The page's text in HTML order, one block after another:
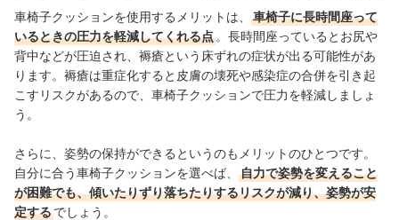
車椅子クッションを使用するメリットは、
車椅子に長時間座って
いるときの圧力を軽減してくれる点 。長時間座っているとお尻や
背中などが圧迫され、褥瘡という床ずれの症状が出る可能性があ
ります。褥瘡は重症化すると皮膚の壊死や感染症の合併を引き起
こすリスクがあるので、車椅子クッションで圧力を軽減しましょ
う。
さらに、姿勢の保持ができるというのもメリットのひとつです。
自分に合う車椅子クッションを選べば、
自力で姿勢を変えること
が困難でも、傾いたりずり落ちたりするリスクが減り、姿勢が安
定するでしょう。